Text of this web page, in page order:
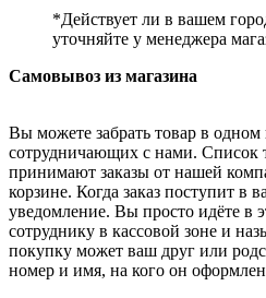
*Действует ли в вашем
уточняйте у менеджера
Самовывоз из магазина
Вы можете забрать товар в одном
сотрудничающих с нами. Список
принимают заказы от нашей
корзине. Когда заказ поступит в
уведомление. Вы просто идёте в
сотруднику в кассовой зоне и
покупку может ваш друг или
номер и имя, на кого он